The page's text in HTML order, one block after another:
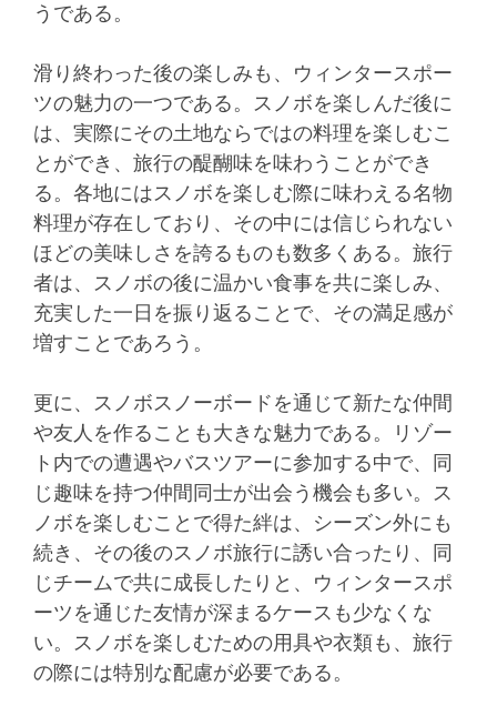
うである。
滑り終わった後の楽しみも、ウィンタースポー
ツの魅力の一つである。スノボを楽しんだ後に
は、実際にその土地ならではの料理を楽しむこ
とができ、旅行の醍醐味を味わうことができ
る。各地にはスノボを楽しむ際に味わえる名物
料理が存在しており、その中には信じられない
ほどの美味しさを誇るものも数多くある。旅行
者は、スノボの後に温かい食事を共に楽しみ、
充実した一日を振り返ることで、その満足感が
増すことであろう。
更に、スノボスノーボードを通じて新たな仲間
や友人を作ることも大きな魅力である。リゾー
ト内での遭遇やバスツアーに参加する中で、同
じ趣味を持つ仲間同士が出会う機会も多い。ス
ノボを楽しむことで得た絆は、シーズン外にも
続き、その後のスノボ旅行に誘い合ったり、同
じチームで共に成長したりと、ウィンタースポ
ーツを通じた友情が深まるケースも少なくな
い。スノボを楽しむための用具や衣類も、旅行
の際には特別な配慮が必要である。